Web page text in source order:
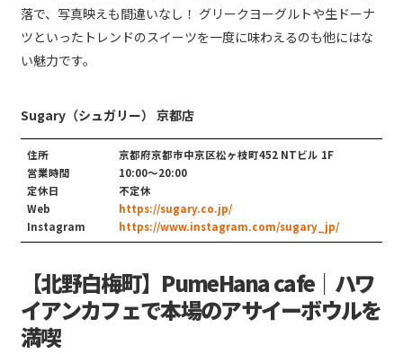
落で、写真映えも間違いなし！ グリークヨーグルトや生ドーナ
ツといったトレンドのスイーツを一度に味わえるのも他にはな
い魅力です。
Sugary（シュガリー） 京都店
住所
京都府京都市中京区松ヶ枝町452 NTビル 1F
営業時間
10:00～20:00
定休日
不定休
Web
https://sugary.co.jp/
Instagram
https://www.instagram.com/sugary_jp/
【北野白梅町】PumeHana cafe｜ハワ
イアンカフェで本場のアサイーボウルを
満喫